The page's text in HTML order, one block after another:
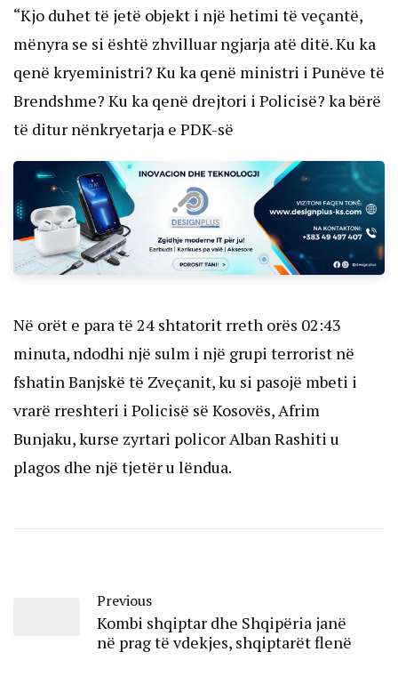
“Kjo duhet të jetë objekt i një hetimi të veçantë,
mënyra se si është zhvilluar ngjarja atë ditë. Ku ka
qenë kryeministri? Ku ka qenë ministri i Punëve të
Brendshme? Ku ka qenë drejtori i Policisë? ka bërë
të ditur nënkryetarja e PDK-së
Në orët e para të 24 shtatorit rreth orës 02:43
minuta, ndodhi një sulm i një grupi terrorist në
fshatin Banjskë të Zveçanit, ku si pasojë mbeti i
vrarë rreshteri i Policisë së Kosovës, Afrim
Bunjaku, kurse zyrtari policor Alban Rashiti u
plagos dhe një tjetër u lëndua.
Previous
Kombi shqiptar dhe Shqipëria janë
në prag të vdekjes, shqiptarët flenë